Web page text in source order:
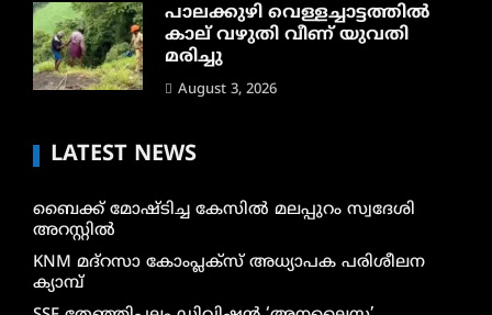
പാലക്കുഴി വെള്ളച്ചാട്ടത്തില്‍
കാല് വഴുതി വീണ് യുവതി
മരിച്ചു
August 3, 2026
LATEST NEWS
ബൈക്ക് മോഷ്ടിച്ച കേസിൽ മലപ്പുറം സ്വദേശി
അറസ്റ്റിൽ
KNM മദ്റസാ കോംപ്ലക്സ് അധ്യാപക പരിശീലന
ക്യാമ്പ്